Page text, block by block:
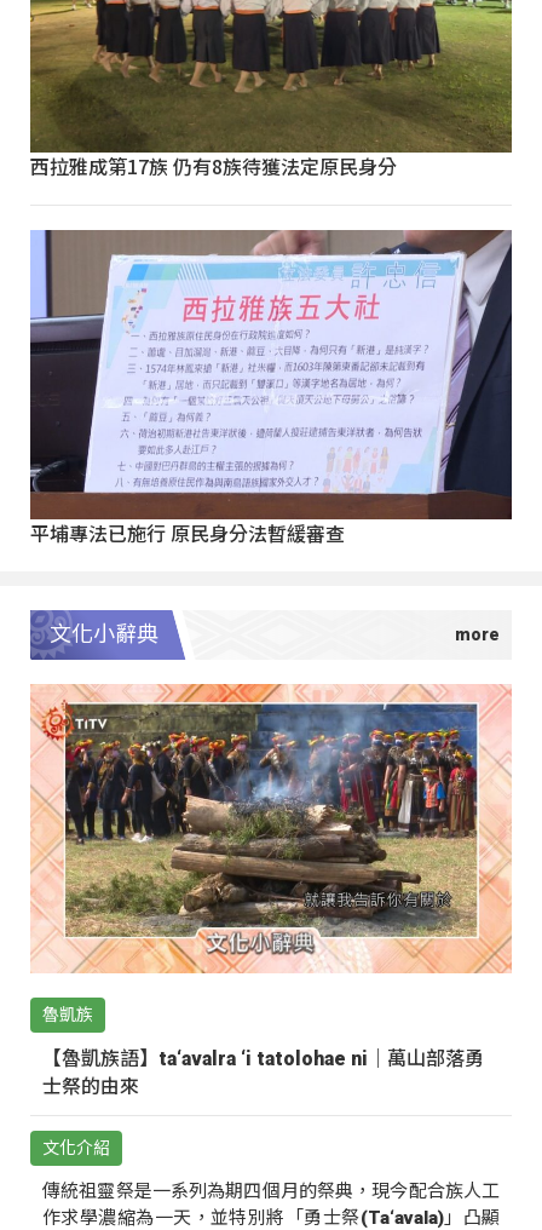
西拉雅成第17族 仍有8族待獲法定原民身分
平埔專法已施行 原民身分法暫緩審查
文化小辭典
魯凱族
【魯凱族語】ta‘avalra ‘i tatolohae ni｜萬山部落勇
士祭的由來
文化介紹
傳統祖靈祭是一系列為期四個月的祭典，現今配合族人工
作求學濃縮為一天，並特別將「勇士祭(Ta‘avala)」凸顯